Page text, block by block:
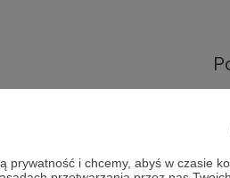
prywatność i chcemy, abyś w czasie